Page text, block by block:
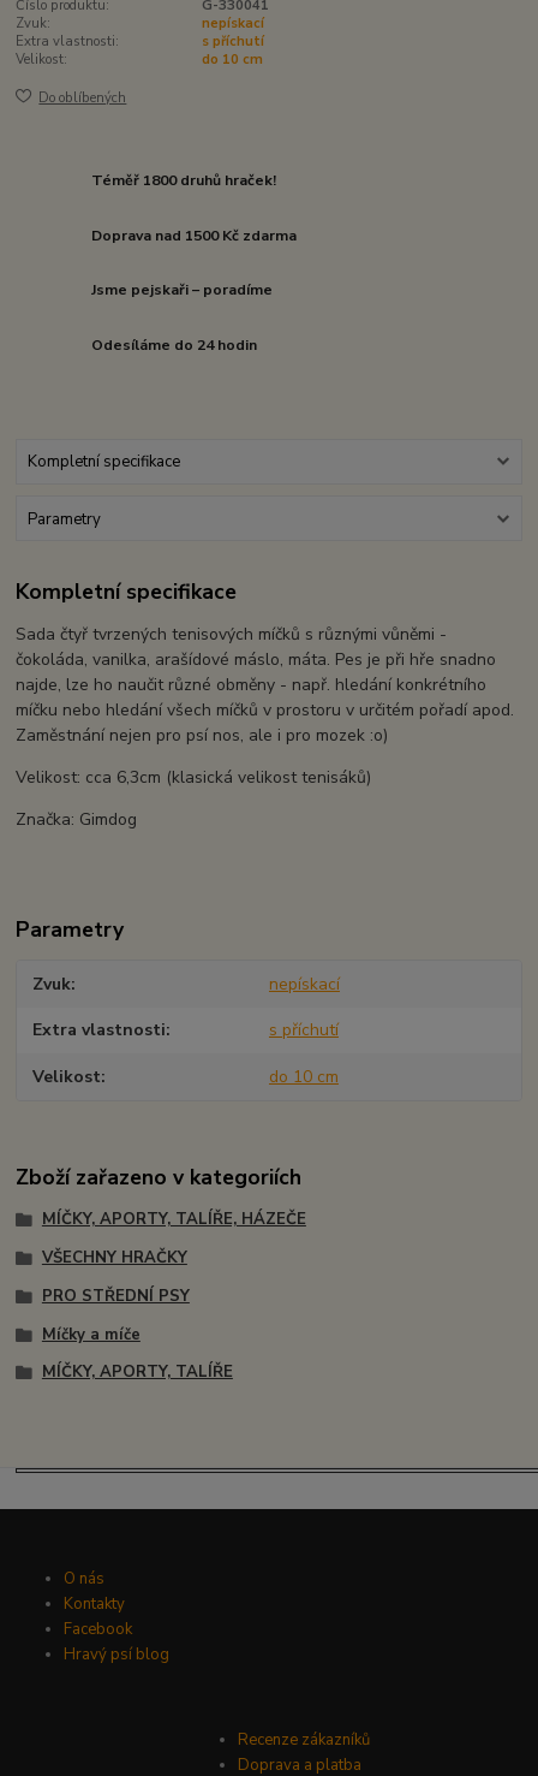
Číslo produktu:
G-330041
Zvuk:
nepískací
Extra vlastnosti:
s příchutí
Velikost:
do 10 cm
Do oblíbených
Téměř 1800 druhů hraček!
Doprava nad 1500 Kč zdarma
Jsme pejskaři – poradíme
Odesíláme do 24 hodin
Kompletní specifikace
Parametry
Kompletní specifikace
Sada čtyř tvrzených tenisových míčků s různými vůněmi -
čokoláda, vanilka, arašídové máslo, máta. Pes je při hře snadno
najde, lze ho naučit různé obměny - např. hledání konkrétního
míčku nebo hledání všech míčků v prostoru v určitém pořadí apod.
Zaměstnání nejen pro psí nos, ale i pro mozek :o)
Velikost: cca 6,3cm (klasická velikost tenisáků)
Značka: Gimdog
Parametry
Zvuk nepískací
Extra vlastnosti s příchutí
Velikost do 10 cm
Zboží zařazeno v kategoriích
MÍČKY, APORTY, TALÍŘE, HÁZEČE
VŠECHNY HRAČKY
PRO STŘEDNÍ PSY
Míčky a míče
MÍČKY, APORTY, TALÍŘE
O nás
Kontakty
Facebook
Hravý psí blog
Recenze zákazníků
Doprava a platba